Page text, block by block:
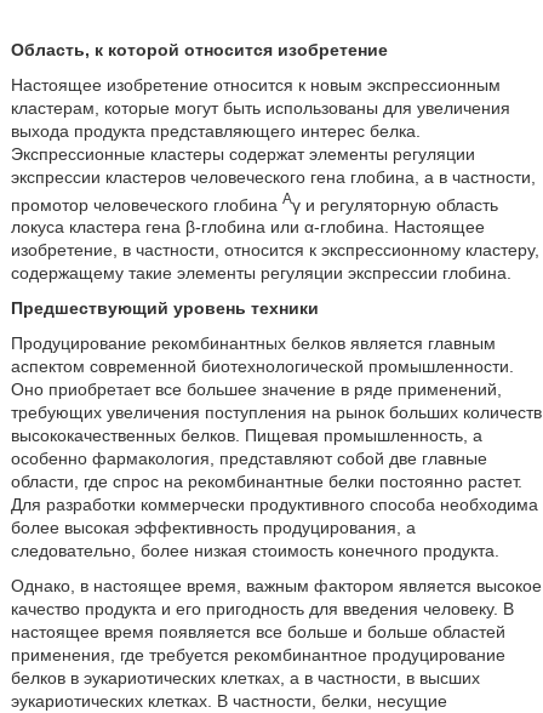
Область, к которой относится изобретение
Настоящее изобретение относится к новым экспрессионным
кластерам, которые могут быть использованы для увеличения
выхода продукта представляющего интерес белка.
Экспрессионные кластеры содержат элементы регуляции
экспрессии кластеров человеческого гена глобина, а в частности,
промотор человеческого глобина Aγ и регуляторную область
локуса кластера гена β-глобина или α-глобина. Настоящее
изобретение, в частности, относится к экспрессионному кластеру,
содержащему такие элементы регуляции экспрессии глобина.
Предшествующий уровень техники
Продуцирование рекомбинантных белков является главным
аспектом современной биотехнологической промышленности.
Оно приобретает все большее значение в ряде применений,
требующих увеличения поступления на рынок больших количеств
высококачественных белков. Пищевая промышленность, а
особенно фармакология, представляют собой две главные
области, где спрос на рекомбинантные белки постоянно растет.
Для разработки коммерчески продуктивного способа необходима
более высокая эффективность продуцирования, а
следовательно, более низкая стоимость конечного продукта.
Однако, в настоящее время, важным фактором является высокое
качество продукта и его пригодность для введения человеку. В
настоящее время появляется все больше и больше областей
применения, где требуется рекомбинантное продуцирование
белков в эукариотических клетках, а в частности, в высших
эукариотических клетках. В частности, белки, несущие